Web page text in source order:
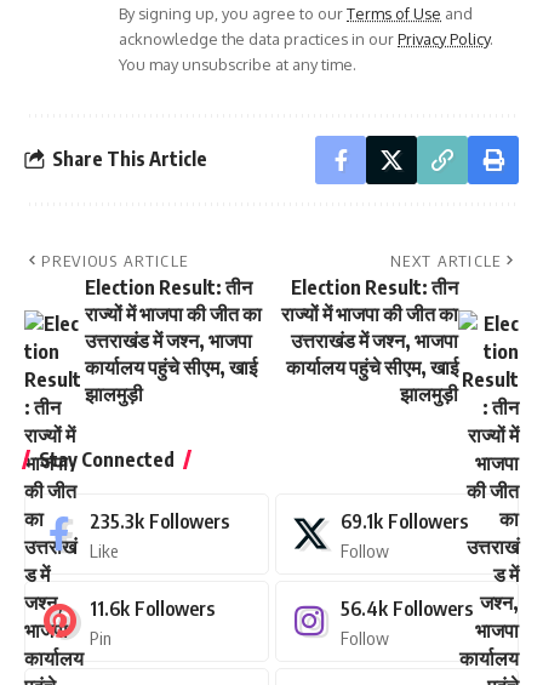
By signing up, you agree to ourTerms of Use and
acknowledge the data practices in ourPrivacy Policy.
You may unsubscribe at any time.
Share This Article
PREVIOUS ARTICLE
Election Result: तीन
राज्यों में भाजपा की जीत का
उत्तराखंड में जश्न, भाजपा
कार्यालय पहुंचे सीएम, खाई
झालमुड़ी
NEXT ARTICLE
Election Result: तीन
राज्यों में भाजपा की जीत का
उत्तराखंड में जश्न, भाजपा
कार्यालय पहुंचे सीएम, खाई
झालमुड़ी
Stay Connected
235.3k Followers
Like
69.1k Followers
Follow
11.6k Followers
Pin
56.4k Followers
Follow